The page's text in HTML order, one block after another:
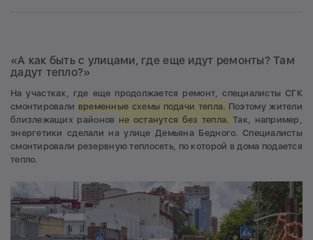
«А как быть с улицами, где еще идут ремонты? Там
дадут тепло?»
На участках, где еще продолжается ремонт, специалисты СГК
смонтировали временные схемы подачи тепла. Поэтому жители
близлежащих районов не останутся без тепла.Так, например,
энергетики сделали на улице Демьяна Бедного. Специалисты
смонтировали резервную теплосеть, по которой в дома подается
тепло.